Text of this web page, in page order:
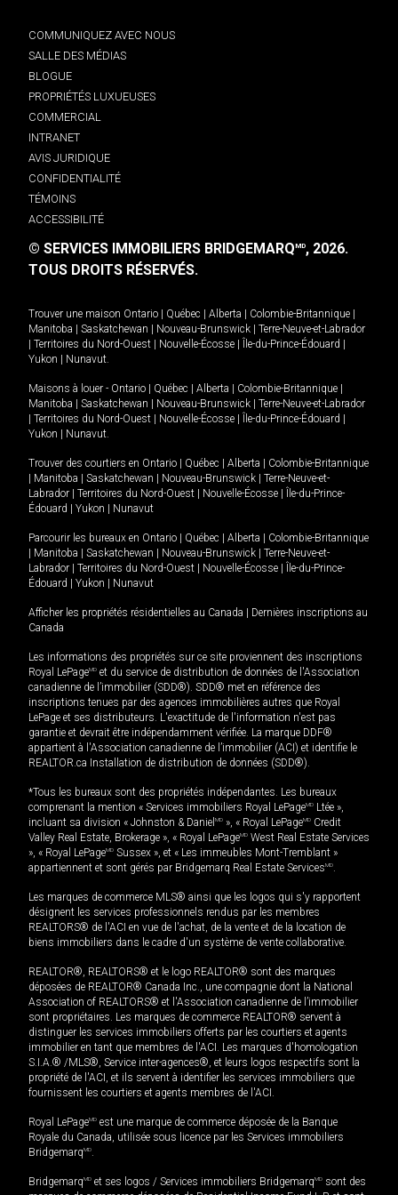
COMMUNIQUEZ AVEC NOUS
SALLE DES MÉDIAS
BLOGUE
PROPRIÉTÉS LUXUEUSES
COMMERCIAL
INTRANET
AVIS JURIDIQUE
CONFIDENTIALITÉ
TÉMOINS
ACCESSIBILITÉ
© SERVICES IMMOBILIERS BRIDGEMARQMD, 2026.
TOUS DROITS RÉSERVÉS.
Trouver une maison Ontario Québec Alberta Colombie-Britannique
Manitoba
Saskatchewan Nouveau-Brunswick
Terre-Neuve-et-Labrador
Territoires du Nord-Ouest Nouvelle-Écosse Île-du-Prince-Édouard
Yukon
Nunavut.
Maisons à louer - Ontario Québec Alberta Colombie-Britannique
Manitoba
Saskatchewan Nouveau-Brunswick
Terre-Neuve-et-Labrador
Territoires du Nord-Ouest Nouvelle-Écosse Île-du-Prince-Édouard
Yukon
Nunavut.
Trouver des courtiers en Ontario Québec Alberta
Colombie-Britannique
Manitoba Saskatchewan Nouveau-Brunswick
Terre-Neuve-et-
Labrador
Territoires du Nord-Ouest Nouvelle-Écosse
Île-du-Prince-
Édouard
Yukon Nunavut
Parcourir les bureaux en Ontario Québec Alberta
Colombie-Britannique
Manitoba Saskatchewan Nouveau-Brunswick
Terre-Neuve-et-
Labrador
Territoires du Nord-Ouest Nouvelle-Écosse
Île-du-Prince-
Édouard
Yukon Nunavut
Afficher les propriétés résidentielles au Canada
Dernières inscriptions au
Canada
Les informations des propriétés sur ce site proviennent des inscriptions
Royal LePageMD et du service de distribution de données de l'Association
canadienne de l’immobilier (SDD®). SDD® met en référence des
inscriptions tenues par des agences immobilières autres que Royal
LePage et ses distributeurs. L'exactitude de l'information n'est pas
garantie et devrait être indépendamment vérifiée. La marque DDF®
appartient à l'Association canadienne de l’immobilier (ACI) et identifie le
REALTOR.ca Installation de distribution de données (SDD®).
*Tous les bureaux sont des propriétés indépendantes. Les bureaux
comprenant la mention « Services immobiliers Royal LePageMD Ltée »,
incluant sa division « Johnston & Daniel MD », « Royal LePageMD Credit
Valley Real Estate, Brokerage », « Royal LePageMD West Real Estate Services
», « Royal LePageMD Sussex », et « Les immeubles Mont-Tremblant »
appartiennent et sont gérés par Bridgemarq Real Estate ServicesMD.
Les marques de commerce MLS® ainsi que les logos qui s'y rapportent
désignent les services professionnels rendus par les membres
REALTORS® de l'ACI en vue de l'achat, de la vente et de la location de
biens immobiliers dans le cadre d'un système de vente collaborative.
REALTOR®, REALTORS® et le logo REALTOR® sont des marques
déposées de REALTOR® Canada Inc., une compagnie dont la National
Association of REALTORS® et l'Association canadienne de l’immobilier
sont propriétaires. Les marques de commerce REALTOR® servent à
distinguer les services immobiliers offerts par les courtiers et agents
immobilier en tant que membres de l'ACI. Les marques d'homologation
S.I.A.® /MLS®, Service inter-agences®, et leurs logos respectifs sont la
propriété de l'ACI, et ils servent à identifier les services immobiliers que
fournissent les courtiers et agents membres de l'ACI.
Royal LePageMD est une marque de commerce déposée de la Banque
Royale du Canada, utilisée sous licence par les Services immobiliers
BridgemarqMD.
BridgemarqMD et ses logos / Services immobiliers BridgemarqMD sont des